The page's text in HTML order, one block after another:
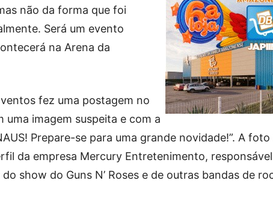
não da forma que foi
Será um evento
na Arena da
fez uma postagem no
uma imagem suspeita e com a
Prepare-se para uma grande novidade!”. A
da empresa Mercury Entretenimento,
show do Guns N’ Roses e de outras bandas de